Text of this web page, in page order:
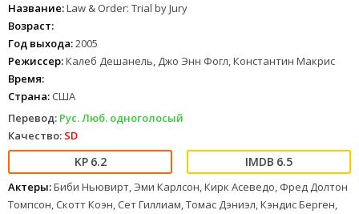
Название:Law & Order: Trial by Jury
Возраст:
Год выхода:2005
Режиссер:Калеб Дешанель, Джо Энн Фогл, Константин Макрис
Время:
Страна: США
Перевод: Рус. Люб. одноголосый
Качество: SD
6.2 6.5
Актеры:Биби Ньювирт, Эми Карлсон, Кирк Асеведо, Фред Долтон
Томпсон, Скотт Коэн, Сет Гиллиам, Томас Дэниэл, Кэндис Берген,